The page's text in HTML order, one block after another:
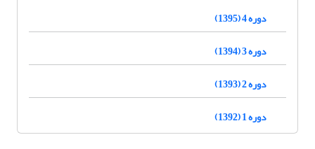
دوره 4 (1395)
دوره 3 (1394)
دوره 2 (1393)
دوره 1 (1392)